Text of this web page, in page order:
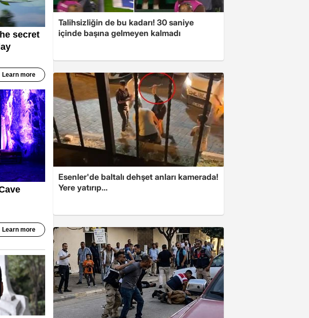
Talihsizliğin de bu kadarı! 30 saniye
içinde başına gelmeyen kalmadı
Esenler'de baltalı dehşet anları kamerada!
Yere yatırıp...